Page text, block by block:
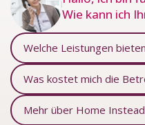
Wie kann ich
Welche Leistungen
Was kostet mich die
Mehr über Home